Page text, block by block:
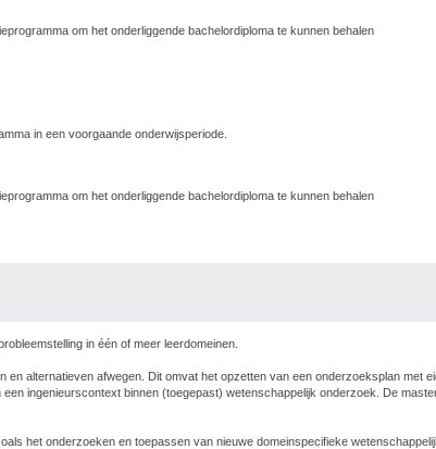
om het onderliggende bachelordiploma te kunnen behalen
in een voorgaande onderwijsperiode.
om het onderliggende bachelordiploma te kunnen behalen
in één of meer leerdomeinen.
alternatieven afwegen. Dit omvat het opzetten van een onderzoeksplan met
ingenieurscontext binnen (toegepast) wetenschappelijk onderzoek. De
het onderzoeken en toepassen van nieuwe domeinspecifieke